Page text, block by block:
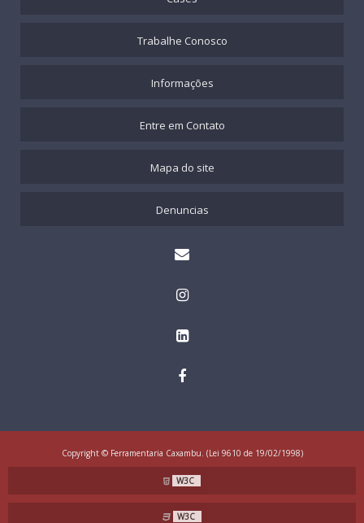
Trabalhe Conosco
Informações
Entre em Contato
Mapa do site
Denuncias
Copyright © Ferramentaria Caxambu. (Lei 9610 de 19/02/1998)
W3C
W3C